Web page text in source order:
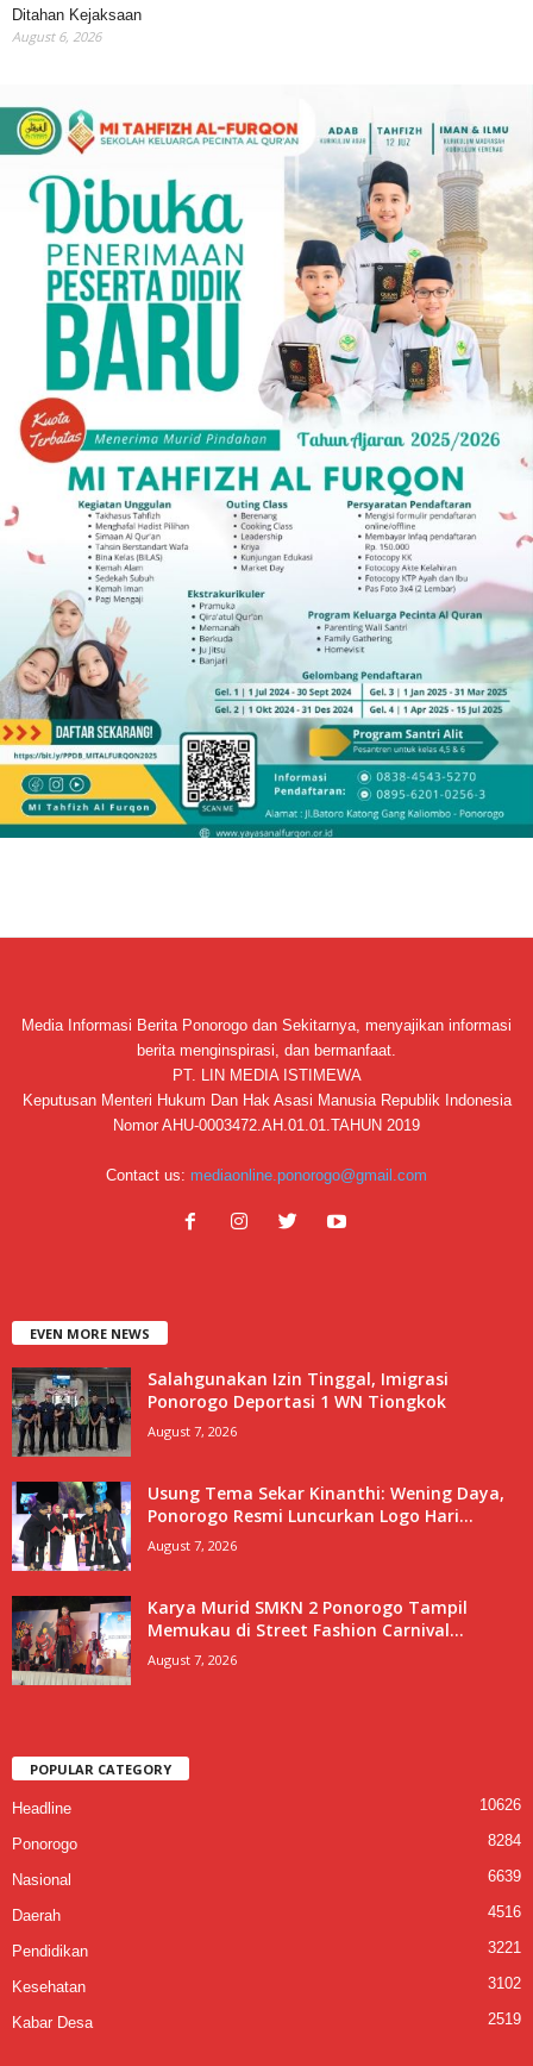
Ditahan Kejaksaan
August 6, 2026
Media Informasi Berita Ponorogo dan Sekitarnya, menyajikan informasi
berita menginspirasi, dan bermanfaat.
PT. LIN MEDIA ISTIMEWA
Keputusan Menteri Hukum Dan Hak Asasi Manusia Republik Indonesia
Nomor AHU-0003472.AH.01.01.TAHUN 2019
Contact us: mediaonline.ponorogo@gmail.com
EVEN MORE NEWS
Salahgunakan Izin Tinggal, Imigrasi
Ponorogo Deportasi 1 WN Tiongkok
August 7, 2026
Usung Tema Sekar Kinanthi: Wening Daya,
Ponorogo Resmi Luncurkan Logo Hari...
August 7, 2026
Karya Murid SMKN 2 Ponorogo Tampil
Memukau di Street Fashion Carnival...
August 7, 2026
POPULAR CATEGORY
Headline 10626
Ponorogo 8284
Nasional 6639
Daerah 4516
Pendidikan 3221
Kesehatan 3102
Kabar Desa 2519